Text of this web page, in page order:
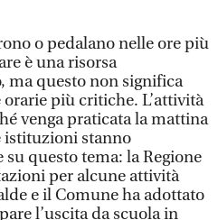
o pedalano nelle ore più
è una risorsa
ma questo non significa
orarie più critiche. L’attività
venga praticata la mattina
istituzioni stanno
questo tema: la Regione
per alcune attività
e il Comune ha adottato
l’uscita da scuola in